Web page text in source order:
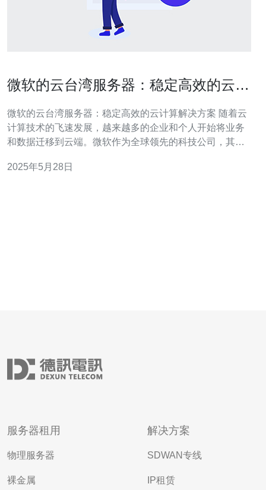
微软的云台湾服务器：稳定高效的云计
微软的云台湾服务器：稳定高效的云计算解决方案 随着云
计算技术的飞速发展，越来越多的企业和个人开始将业务
和数据迁移到云端。微软作为全球领先的科技公司，其云
迎，为用户提供稳定高效的云计算解决方案。 微软作为全
2025年5月28日
服务器租用
物理服务器
裸金属
解决方案
SDWAN专线
IP租赁